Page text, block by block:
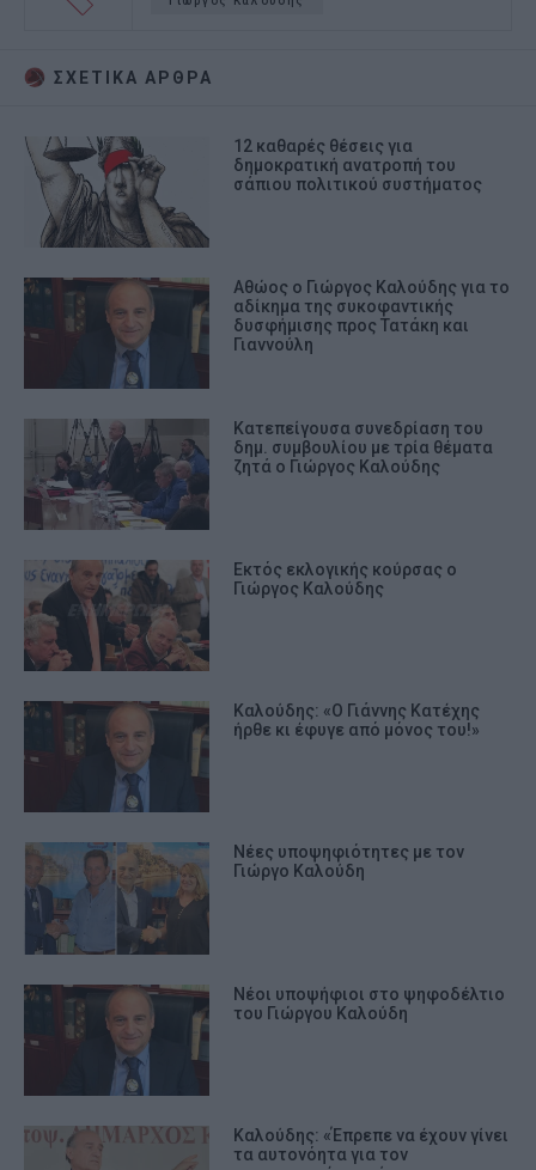
ΣΧΕΤΙΚA AΡΘΡΑ
12 καθαρές θέσεις για
δημοκρατική ανατροπή του
σάπιου πολιτικού συστήματος
Αθώος ο Γιώργος Καλούδης για το
αδίκημα της συκοφαντικής
δυσφήμισης προς Τατάκη και
Γιαννούλη
Κατεπείγουσα συνεδρίαση του
δημ. συμβουλίου με τρία θέματα
ζητά ο Γιώργος Καλούδης
Εκτός εκλογικής κούρσας ο
Γιώργος Καλούδης
Καλούδης: «Ο Γιάννης Κατέχης
ήρθε κι έφυγε από μόνος του!»
Νέες υποψηφιότητες με τον
Γιώργο Καλούδη
Νέοι υποψήφιοι στο ψηφοδέλτιο
του Γιώργου Καλούδη
Καλούδης: «Έπρεπε να έχουν γίνει
τα αυτονόητα για τον